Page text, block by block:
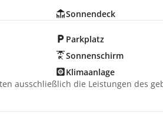
Sonnendeck
Parkplatz
Sonnenschirm
Klimaanlage
ausschließlich die Leistungen des